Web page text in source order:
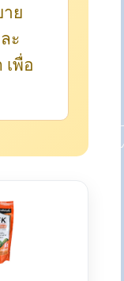
ย
ะ
พื่อ